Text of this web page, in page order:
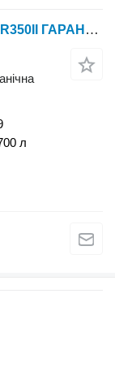
Agro-Masz Сівалка механічна нова SR350II ГАРАНТІЯ 1 РІК!
л